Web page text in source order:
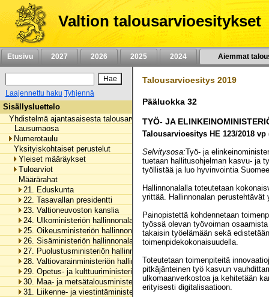
Siirry
sisältöön
Valtion talousarvioesitykset
Etusivu 2027 2026 2025 2024 Aiemmat
Laajennettu haku Tyhjennä
Sisällysluettelo
Yhdistelmä ajantasaisesta talousarviosta
Lausumaosa
Numerotaulu
Yksityiskohtaiset perustelut
Yleiset määräykset
Tuloarviot
Määrärahat
21. Eduskunta
22. Tasavallan presidentti
23. Valtioneuvoston kanslia
24. Ulkoministeriön hallinnonala
25. Oikeusministeriön hallinnonala
26. Sisäministeriön hallinnonala
27. Puolustusministeriön hallinnonala
28. Valtiovarainministeriön hallinnonala
29. Opetus- ja kulttuuriministeriön hallinnonala
30. Maa- ja metsätalousministeriön hallinnonala
31. Liikenne- ja viestintäministeriön hallinnonala
Talousarvioesitys 2019
Pääluokka 32
TYÖ- JA
Talousarvioesitys HE 123/2018 vp
Selvitysosa:Työ- ja
tuetaan hallitusohjelman kasvu- ja
työllistää ja luo hyvinvointia
Hallinnonalalla toteutetaan
yrittää. Hallinnonalan
Painopistettä kohdennetaan
työssä olevan työvoiman
takaisin työelämään sekä
toimenpidekokonaisuudella.
Toteutetaan toimenpiteitä
pitkäjänteinen työ kasvun
ulkomaanverkostoa ja kehitetään
erityisesti digitalisaatioon.